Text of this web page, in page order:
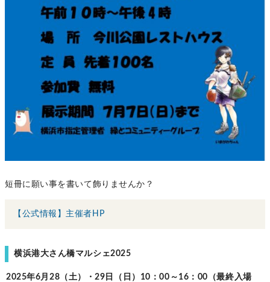
短冊に願い事を書いて飾りませんか？
【公式情報】主催者HP
横浜港大さん橋マルシェ2025
2025年6月28（土）・29日（日）10：00～16：00（最終入場